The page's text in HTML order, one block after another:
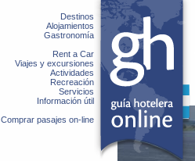
Destinos
Alojamientos
Gastronomía
Rent a Car
Viajes y excursiones
Actividades
Recreación
Servicios
Información útil
Comprar pasajes on-line